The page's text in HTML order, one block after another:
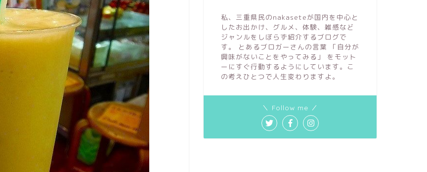
私、三重県民のnakaseteが国内を中心と
したお出かけ、グルメ、体験、雑感など
ジャンルをしぼらず紹介するブログで
す。 とあるブロガーさんの言葉 「自分が
興味がないことをやってみる」 をモット
ーにすぐ行動するようにしています。こ
の考えひとつで人生変わりますよ。
＼ Follow me ／